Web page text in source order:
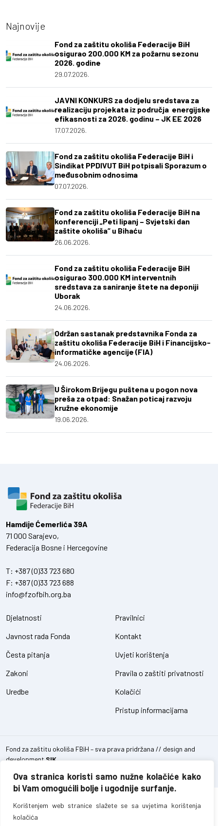
Ova stranica koristi samo nužne kolačiće kako
bi Vam omogućili bolje i ugodnije surfanje.
Korištenjem web stranice slažete se sa uvjetima korištenja
kolačića
Najnovije
Fond za zaštitu okoliša Federacije BiH
osigurao 200.000 KM za požarnu sezonu
2026. godine
29.07.2026.
JAVNI KONKURS za dodjelu sredstava za
realizaciju projekata iz područja energijske
efikasnosti za 2026. godinu – JK EE 2026
17.07.2026.
Fond za zaštitu okoliša Federacije BiH i
Sindikat PPDIVUT BiH potpisali Sporazum o
međusobnim odnosima
07.07.2026.
Fond za zaštitu okoliša Federacije BiH na
konferenciji „Peti lipanj – Svjetski dan
zaštite okoliša“ u Bihaću
26.06.2026.
Fond za zaštitu okoliša Federacije BiH
osigurao 300.000 KM interventnih
sredstava za saniranje štete na deponiji
Uborak
24.06.2026.
Održan sastanak predstavnika Fonda za
zaštitu okoliša Federacije BiH i Financijsko-
informatičke agencije (FIA)
24.06.2026.
U Širokom Brijegu puštena u pogon nova
preša za otpad: Snažan poticaj razvoju
kružne ekonomije
19.06.2026.
Hamdiје Ćemerlića 39A
71 000 Sarajevo,
Federacija Bosne i Hercegovine
T: +387 (0)33 723 680
F: +387 (0)33 723 688
info@fzofbih.org.ba
Djelatnosti
Javnost rada Fonda
Česta pitanja
Zakoni
Uredbe
Pravilnici
Kontakt
Uvjeti korištenja
Pravila o zaštiti privatnosti
Kolačići
Pristup informacijama
Fond za zaštitu okoliša FBiH – sva prava pridržana // design and
developmentSIK